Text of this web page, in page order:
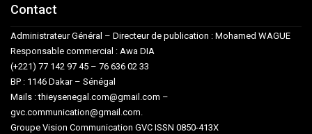
Contact
Administrateur Général – Directeur de publication : Mohamed WAGUE
Responsable commercial : Awa DIA
(+221) 77 142 97 45 – 76 636 02 33
BP : 1146 Dakar – Sénégal
Mails : thieysenegal.com@gmail.com –
gvc.communication@gmail.com.
Groupe Vision Communication GVC ISSN 0850-413X